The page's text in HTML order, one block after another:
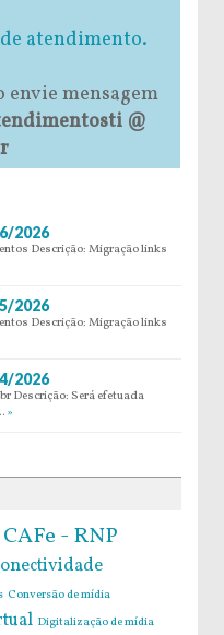
atendimento.
mensagem
@
2026
Descrição: Migração links
2026
Descrição: Migração links
2026
Descrição: Será efetuada
»
CAFe - RNP
Conversão de mídia
Digitalização de mídia